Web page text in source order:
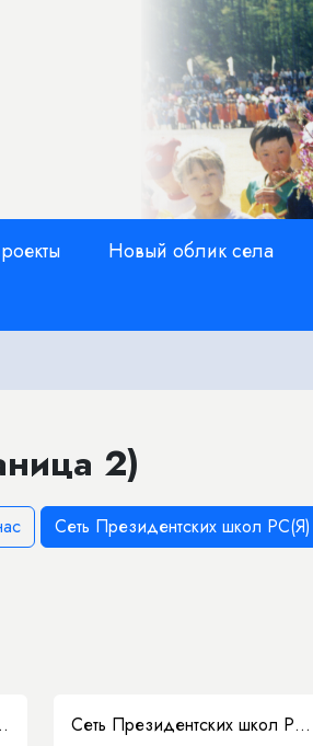
Новый облик села
2)
Сеть Президентских школ РС(Я)
РС(Я)
Сеть Президентских школ РС(Я)